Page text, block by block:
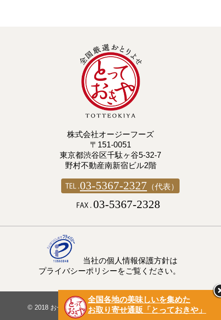
株式会社オージーフーズ
〒151-0051
東京都渋谷区千駄ヶ谷5-32-7
野村不動産南新宿ビル2階
03-5367-2327 （代表）
03-5367-2328
当社の個人情報保護方針は
プライバシーポリシーをご覧ください。
© 2018 おせち料理ブログ｜オージーフーズとっておきや .
全国各地の美味しいを集めた
お取り寄せ通販「とっておきや」